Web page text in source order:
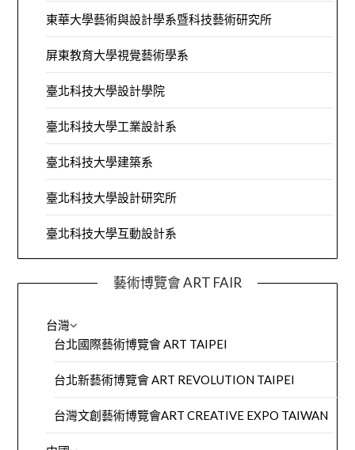
東華大學藝術與設計學系暨科技藝術研究所
屏東教育大學視覺藝術學系
臺北科技大學設計學院
臺北科技大學工業設計系
臺北科技大學建築系
臺北科技大學設計研究所
臺北科技大學互動設計系
藝術博覽會 ART FAIR
台灣
台北國際藝術博覽會 ART TAIPEI
台北新藝術博覽會 ART REVOLUTION TAIPEI
台灣文創藝術博覽會ART CREATIVE EXPO TAIWAN